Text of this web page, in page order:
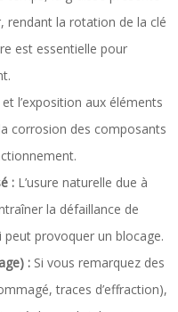
rendant la rotation de la clé
est essentielle pour
et l’exposition aux éléments
corrosion des composants
: L’usure naturelle due à
la défaillance de
peut provoquer un blocage.
: Si vous remarquez des
traces d’effraction),